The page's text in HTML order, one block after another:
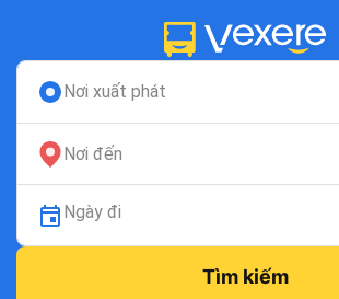
Nơi xuất phát
Nơi đến
Ngày đi
Tìm kiếm